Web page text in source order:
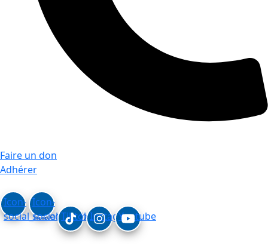
Faire un don
Adhérer
Icon-
social_linkedin
Icon-
social_facebook
TiktokInstagramYoutube